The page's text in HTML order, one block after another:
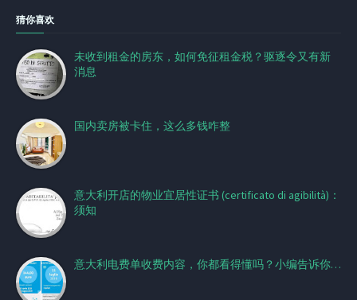
猜你喜欢
未收到租金的房东，如何免征租金税？驱逐令又有新
消息
国内卖房被卡住，这么多钱咋整
意大利开店的物业宜居性证书 (certificato di agibilità)：
须知
意大利电费单收费内容，你都看得懂吗？小编告诉你…